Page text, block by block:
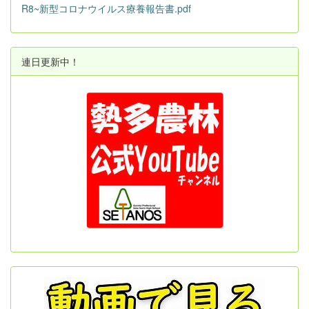
R8~新型コロナウイルス療養報告書.pdf
連日更新中！